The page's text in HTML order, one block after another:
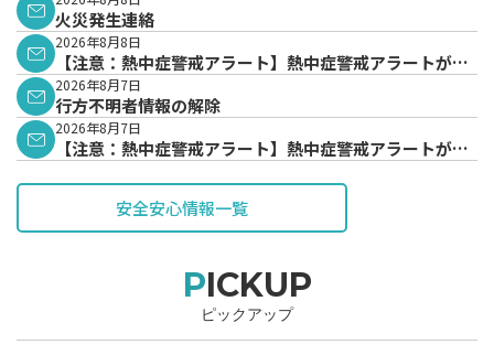
火災発生連絡
2026年8月8日
【注意：熱中症警戒アラート】熱中症警戒アラートが発
表されています。
2026年8月7日
行方不明者情報の解除
2026年8月7日
【注意：熱中症警戒アラート】熱中症警戒アラートが発
安全安心情報一覧
PICKUP
ピックアップ